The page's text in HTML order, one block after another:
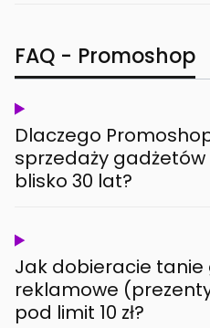
FAQ - Promoshop
Dlaczego
sprzedaży
blisko 30 lat?
Jak dobieracie
reklamowe
pod limit 10 zł?